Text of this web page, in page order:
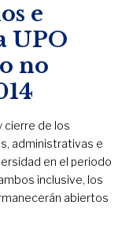
e
UPO
no
cierre de los
administrativas e
en el periodo
inclusive, los
abiertos